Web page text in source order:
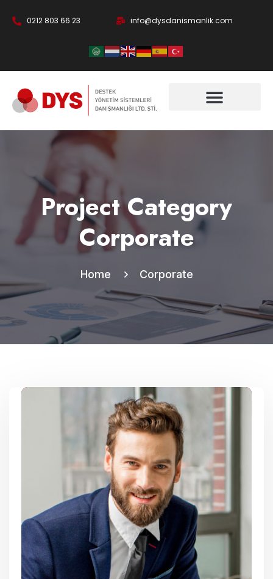
0212 803 66 23 info@dysdanismanlik.com
Project Category
Corporate
Home Corporate